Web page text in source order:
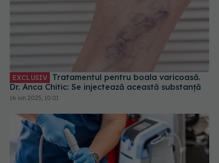
Dr. Anca Chitic: Se injectează această substanță
16 iun 2025, 10:01